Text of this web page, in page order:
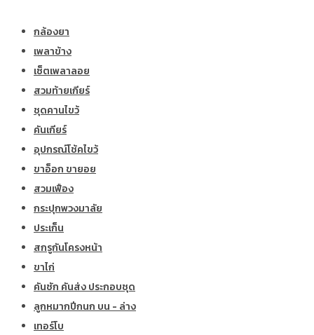
กล้องยา
เพลาข้าง
เซ็ตเพลาลอย
สวมท้ายเกียร์
ชุดคานไขว้
คันเกียร์
อุปกรณ์โช้คไขว้
ขาอ็อก ขายอย
สวมเฟือง
กระปุกพวงมาลัย
ประเก็น
สกรูกันโครงหน้า
ขาไก่
คันชัก คันส่ง ประกอบชุด
ลูกหมากปีกนก บน - ล่าง
เทอร์โบ